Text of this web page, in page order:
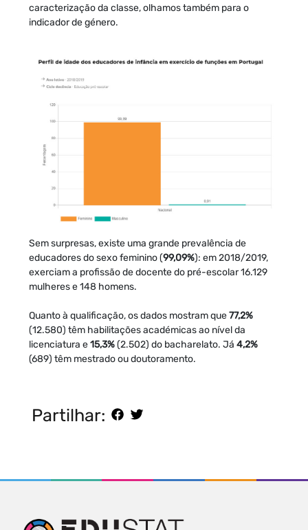
caracterização da classe, olhamos também para o
indicador de género.
Sem surpresas, existe uma grande prevalência de
educadores do sexo feminino (99,09%): em 2018/2019,
exerciam a profissão de docente do pré-escolar 16.129
mulheres e 148 homens.
Quanto à qualificação, os dados mostram que77,2%
(12.580) têm habilitações académicas ao nível da
licenciatura e15,3%(2.502) do bacharelato. Já 4,2%
(689) têm mestrado ou doutoramento.
Partilhar: